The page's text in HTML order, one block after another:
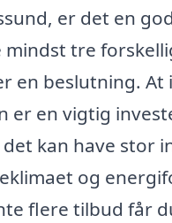
er det en
mindst tre
en beslutning. At
er en vigtig
kan have stor
og
flere tilbud får